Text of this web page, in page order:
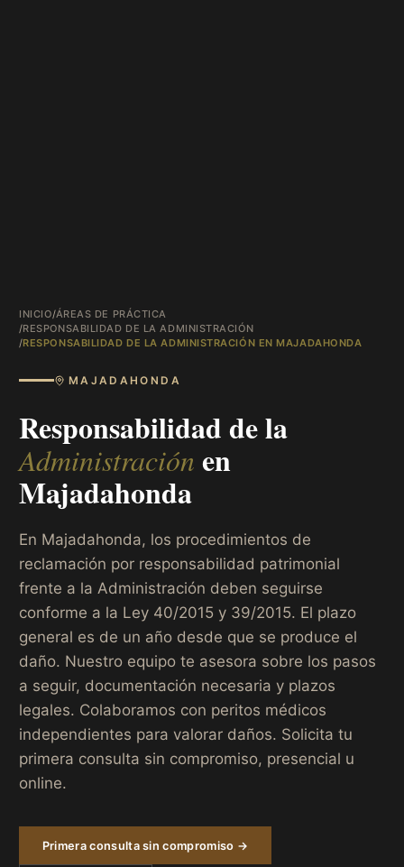
INICIO/ÁREAS DE PRÁCTICA
/RESPONSABILIDAD DE LA ADMINISTRACIÓN
/RESPONSABILIDAD DE LA ADMINISTRACIÓN EN MAJADAHONDA
MAJADAHONDA
Responsabilidad de la
Administración en
Majadahonda
En Majadahonda, los procedimientos de
reclamación por responsabilidad patrimonial
frente a la Administración deben seguirse
conforme a la Ley 40/2015 y 39/2015. El plazo
general es de un año desde que se produce el
daño. Nuestro equipo te asesora sobre los pasos
a seguir, documentación necesaria y plazos
legales. Colaboramos con peritos médicos
independientes para valorar daños. Solicita tu
primera consulta sin compromiso, presencial u
online.
Primera consulta sin compromiso →